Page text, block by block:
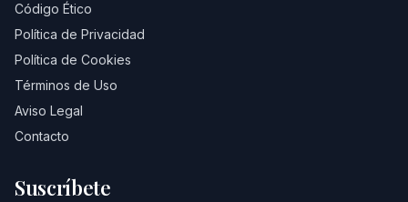
Código Ético
Política de Privacidad
Política de Cookies
Términos de Uso
Aviso Legal
Contacto
Suscríbete